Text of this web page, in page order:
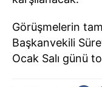
Görüşmelerin
Başkanvekili
Ocak Salı günü